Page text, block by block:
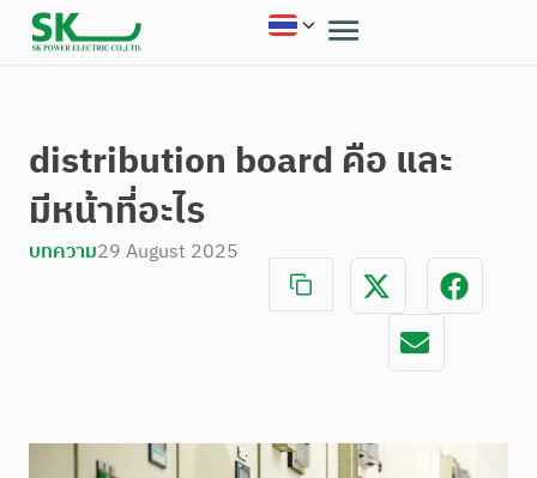
distribution board คือ และ
มีหน้าที่อะไร
บทความ29 August 2025